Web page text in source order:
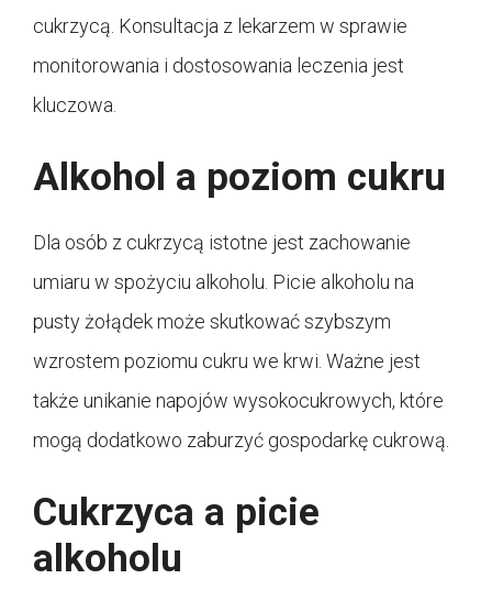
cukrzycą. Konsultacja z lekarzem w sprawie
monitorowania i dostosowania leczenia jest
kluczowa.
Alkohol a poziom cukru
Dla osób z cukrzycą istotne jest zachowanie
umiaru w spożyciu alkoholu. Picie alkoholu na
pusty żołądek może skutkować szybszym
wzrostem poziomu cukru we krwi. Ważne jest
także unikanie napojów wysokocukrowych, które
mogą dodatkowo zaburzyć gospodarkę cukrową.
Cukrzyca a picie
alkoholu